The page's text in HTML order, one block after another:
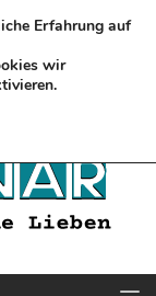
Erfahrung auf
wir